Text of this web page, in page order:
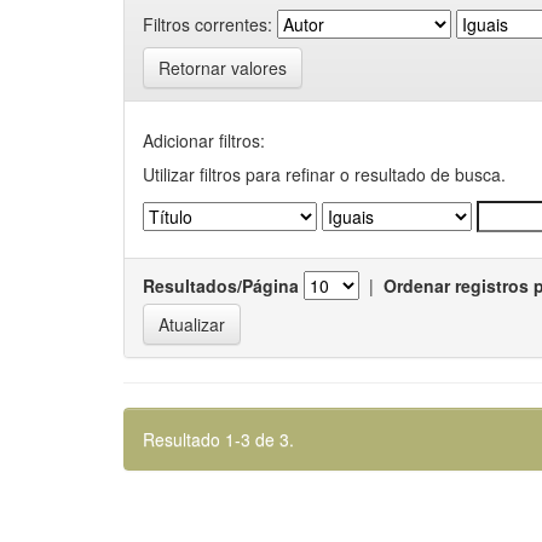
Filtros correntes:
Retornar valores
Adicionar filtros:
Utilizar filtros para refinar o resultado de busca.
Resultados/Página | Ordenar registros
Resultado 1-3 de 3.